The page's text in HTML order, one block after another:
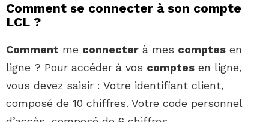
Comment se connecter à son compte
LCL ?
Comment me connecter à mes comptes en
ligne ? Pour accéder à vos comptes en ligne,
vous devez saisir : Votre identifiant client,
composé de 10 chiffres. Votre code personnel